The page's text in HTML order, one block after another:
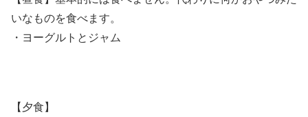
いなものを食べます。
・ヨーグルトとジャム
【夕食】